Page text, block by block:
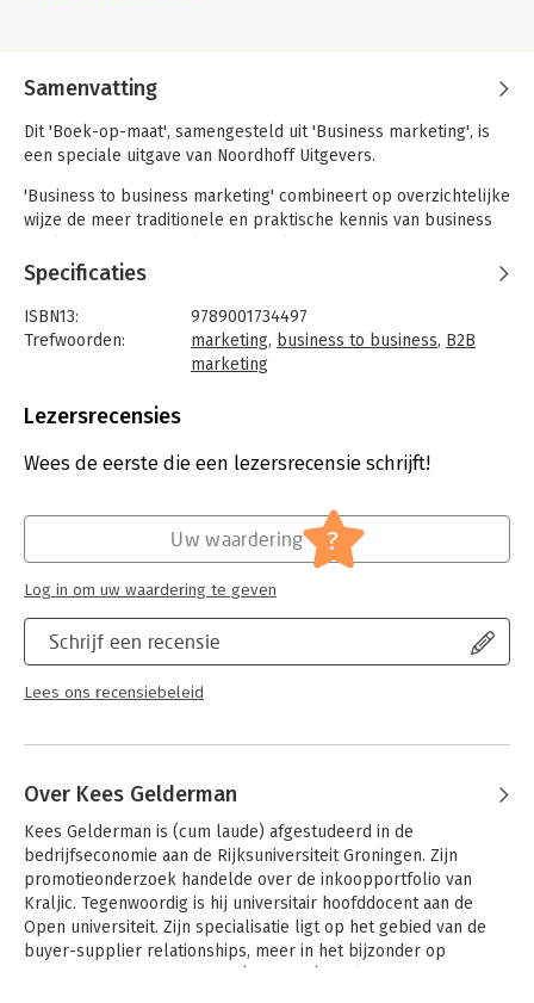
Samenvatting
Dit 'Boek-op-maat', samengesteld uit 'Business marketing', is
een speciale uitgave van Noordhoff Uitgevers.
'Business to business marketing' combineert op overzichtelijke
wijze de meer traditionele en praktische kennis van business
en marktonderzoek, met nieuwere benaderingen, waarin de
interactie tussen organisaties centraal wordt gesteld. Verder
komen onderwerpen als netwerken, samenwerking en relaties
aan de orde.
Specificaties
ISBN13:
9789001734497
Trefwoorden:
marketing, business to business, B2B
marketing
Bindwijze:
Uitgever:
Noordhoff
Hoofdrubriek:
Lezersrecensies
Wees de eerste die een lezersrecensie schrijft!
Schrijf een recensie
Lees ons recensiebeleid
Uw waardering ?
Log in om uw waardering te geven
Over Kees Gelderman
Kees Gelderman is (cum laude) afgestudeerd in de
bedrijfseconomie aan de Rijksuniversiteit Groningen. Zijn
promotieonderzoek handelde over de inkoopportfolio van
Kraljic. Tegenwoordig is hij universitair hoofddocent aan de
Open universiteit. Zijn specialisatie ligt op het gebied van de
buyer-supplier relationships, meer in het bijzonder op